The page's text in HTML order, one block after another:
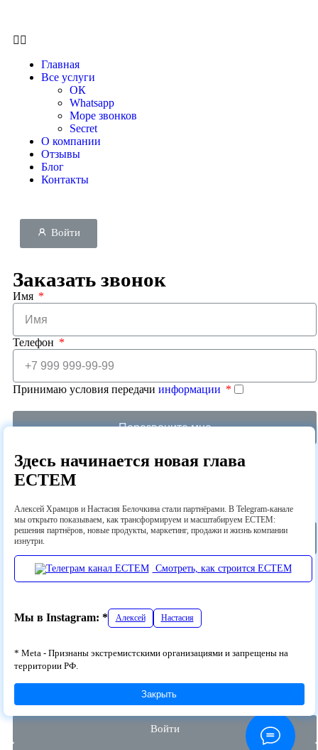
Главная
Все услуги
ОК
Whatsapp
Море звонков
Secret
О компании
Отзывы
Блог
Контакты
Войти
Заказать звонок
Имя
Телефон
Принимаю условия передачи информации
Перезвоните мне
Спасибо за регистрацию!
Наш менеджер свяжется с вами по указанным контактам и
Желаем продуктивной работы!
Закрыть
Кейсы
Внедрение Bitrix24
Кейсы
Тарифы
Внедрение Bitrix24
+7 812 665·51·55
Войти
Здесь начинается новая глава
ECTEM
Алексей Храмцов и Настасия Белочкина стали партнёрами. В Telegram-канале
мы открыто показываем, как трансформируем и масштабируем ECTEM:
решения партнёров, новые продукты, маркетинг, продажи и жизнь компании
изнутри.
Смотреть, как строится ECTEM
Мы в Instagram: * Алексей Настасия
* Meta - Признаны экстремистскими организациями и запрещены на
территории РФ.
Закрыть